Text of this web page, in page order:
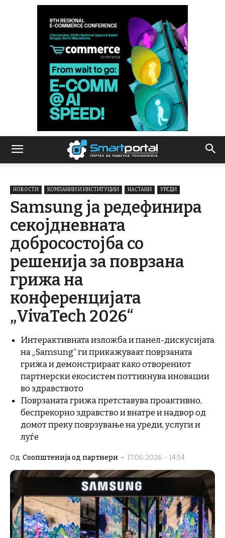
НОВОСТИ КОМПАНИИ И ИНСТИТУЦИИ НАСТАНИ УРЕДИ
Samsung ја редефинира
секојдневната
добросостојба со
решенија за поврзана
грижа на
конференцијата
„VivaTech 2026“
Интерактивната изложба и панел-дискусијата
на „Samsung“ ги прикажуваат поврзаната
грижа и демонстрираат како отворениот
партнерски екосистем поттикнува иновации
во здравството
Поврзаната грижа претставува проактивно,
беспрекорно здравство и внатре и надвор од
домот преку поврзување на уреди, услуги и
луѓе
Од Соопштенија од партнери - 17.06.2026 - 14:54